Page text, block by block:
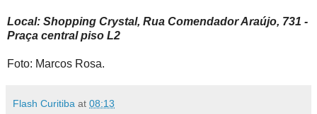
Local: Shopping Crystal, Rua Comendador Araújo, 731 -
Praça central piso L2
Foto: Marcos Rosa.
Flash Curitiba at 08:13